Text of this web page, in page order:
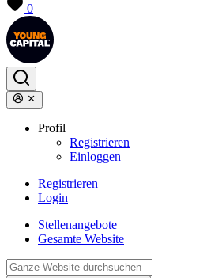
0
Profil
Registrieren
Einloggen
Registrieren
Login
Stellenangebote
Gesamte Website